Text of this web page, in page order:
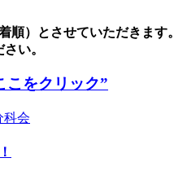
）とさせていただきます。
い。
こをクリック”
科会